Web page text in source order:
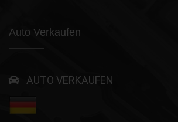
Auto Verkaufen
AUTO VERKAUFEN